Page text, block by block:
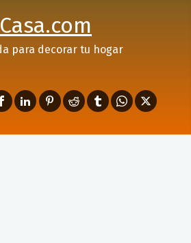
para decorar tu hogar